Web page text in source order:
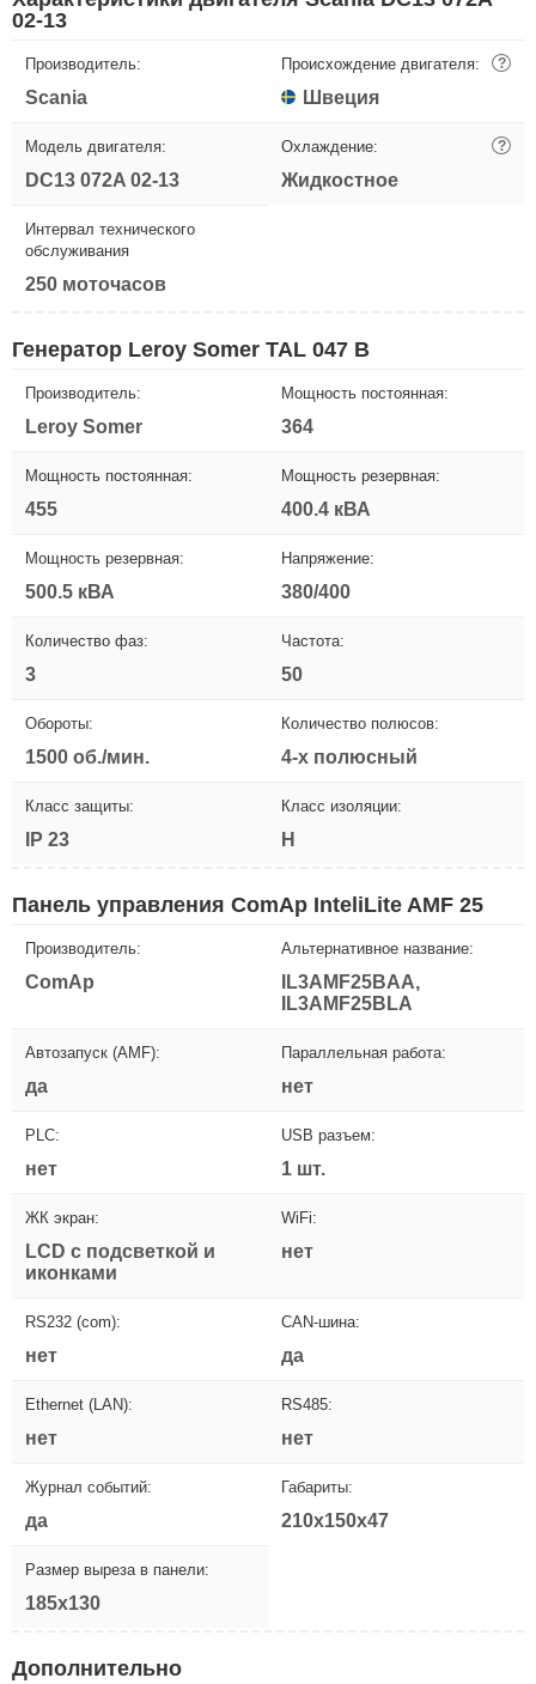
02-13
Производитель:
Scania
Происхождение двигателя: ?
Швеция
Модель двигателя:
DC13 072A 02-13
Охлаждение: ?
Жидкостное
Интервал технического
обслуживания
250 моточасов
Генератор Leroy Somer TAL 047 B
Производитель:
Leroy Somer
Мощность постоянная:
364
Мощность постоянная:
455
Мощность резервная:
400.4 кВА
Мощность резервная:
500.5 кВА
Напряжение:
380/400
Количество фаз:
3
Частота:
50
Обороты:
1500 об./мин.
Количество полюсов:
4-х полюсный
Класс защиты:
IP 23
Класс изоляции:
H
Панель управления ComAp InteliLite AMF 25
Производитель:
ComAp
Альтернативное название:
IL3AMF25BAA,
IL3AMF25BLA
Автозапуск (AMF):
да
Параллельная работа:
нет
PLC:
нет
USB разъем:
1 шт.
ЖК экран:
LCD с подсветкой и
иконками
WiFi:
нет
RS232 (com):
нет
CAN-шина:
да
Ethernet (LAN):
нет
RS485:
нет
Журнал событий:
да
Габариты:
210x150x47
Размер выреза в панели:
185x130
Дополнительно